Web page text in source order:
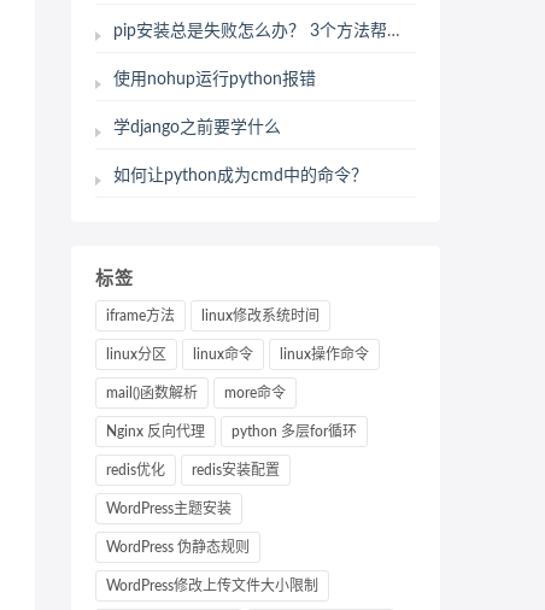
pip安装总是失败怎么办？ 3个方法帮你解决
使用nohup运行python报错
学django之前要学什么
如何让python成为cmd中的命令？
标签
iframe方法 linux修改系统时间
linux分区 linux命令 linux操作命令
mail()函数解析 more命令
Nginx 反向代理 python 多层for循环
redis优化 redis安装配置
WordPress主题安装
WordPress 伪静态规则
WordPress修改上传文件大小限制